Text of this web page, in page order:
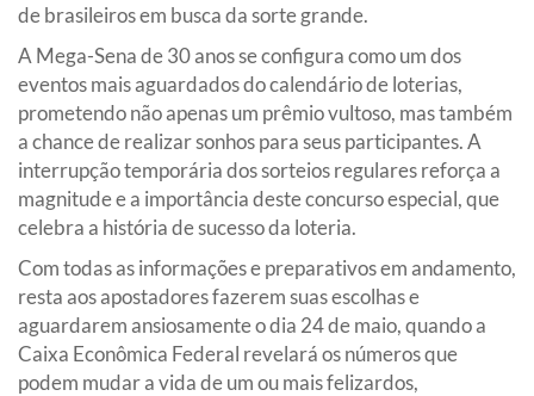
de brasileiros em busca da sorte grande.
A Mega-Sena de 30 anos se configura como um dos
eventos mais aguardados do calendário de loterias,
prometendo não apenas um prêmio vultoso, mas também
a chance de realizar sonhos para seus participantes. A
interrupção temporária dos sorteios regulares reforça a
magnitude e a importância deste concurso especial, que
celebra a história de sucesso da loteria.
Com todas as informações e preparativos em andamento,
resta aos apostadores fazerem suas escolhas e
aguardarem ansiosamente o dia 24 de maio, quando a
Caixa Econômica Federal revelará os números que
podem mudar a vida de um ou mais felizardos,